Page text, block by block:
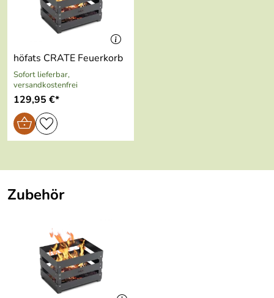
höfats CRATE Feuerkorb
Sofort lieferbar,
versandkostenfrei
129,95 €*
Zubehör